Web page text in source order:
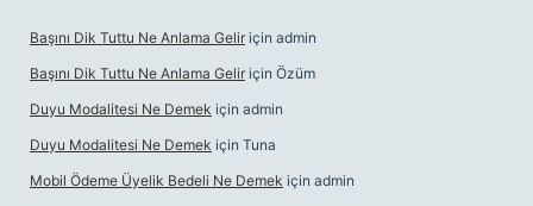
Başını Dik Tuttu Ne Anlama Gelir için admin
Başını Dik Tuttu Ne Anlama Gelir için Özüm
Duyu Modalitesi Ne Demek için admin
Duyu Modalitesi Ne Demek için Tuna
Mobil Ödeme Üyelik Bedeli Ne Demek için admin